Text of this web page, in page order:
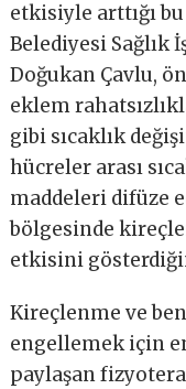
etkisiyle arttığı
Belediyesi
Doğukan Çavlu,
eklem
gibi sıcaklık
hücreler arası
maddeleri difüze
bölgesinde
etkisini
Kireçlenme ve
engellemek için
paylaşan